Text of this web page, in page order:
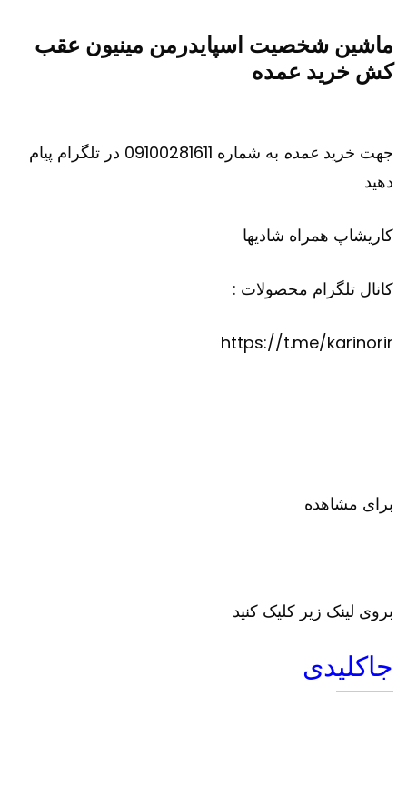
ماشین شخصیت اسپایدرمن مینیون عقب
کش خرید عمده
جهت خرید عمده
به شماره 09100281611 در تلگرام پیام
دهید
کاریشاپ همراه شادیها
کانال تلگرام محصولات :
https://t.me/karinorir
برای مشاهده
بروی لینک زیر کلیک کنید
جاکلیدی